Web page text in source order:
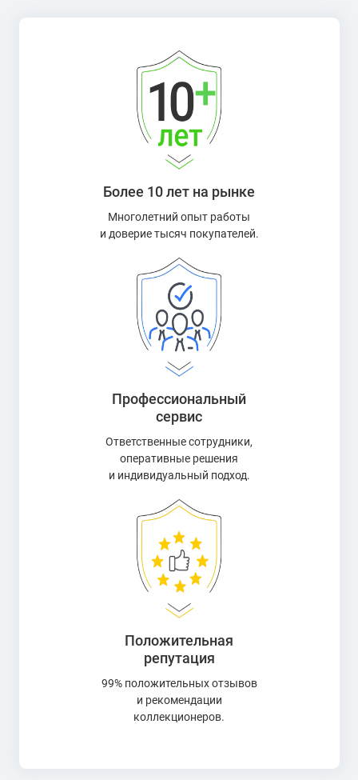
Более 10 лет на рынке
Многолетний опыт работы
и доверие тысяч покупателей.
Профессиональный
сервис
Ответственные сотрудники,
оперативные решения
и индивидуальный подход.
Положительная
репутация
99% положительных отзывов
и рекомендации
коллекционеров.